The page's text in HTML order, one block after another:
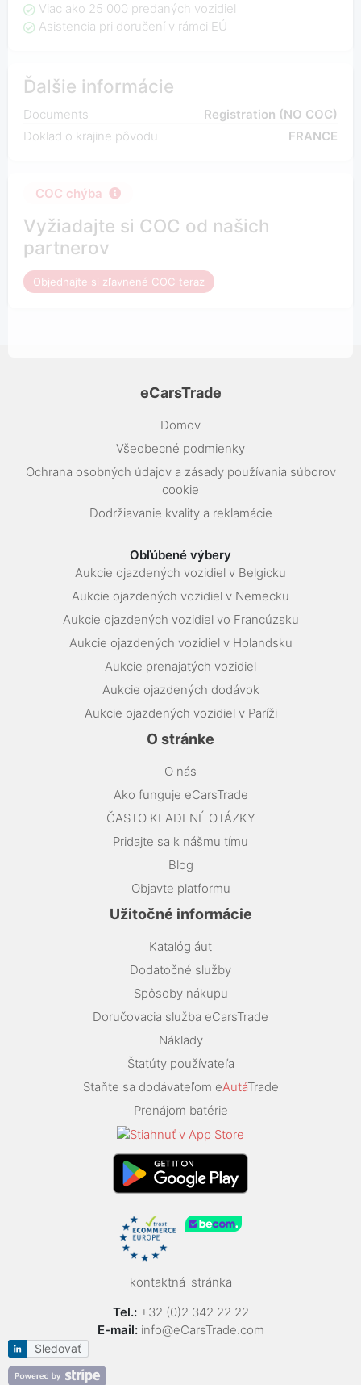
Viac ako 25 000 predaných vozidiel
Asistencia pri doručení v rámci EÚ
Ďalšie informácie
Documents
Registration (NO COC)
Doklad o krajine pôvodu
FRANCE
COC chýba
Vyžiadajte si COC od našich
partnerov
Objednajte si zľavnené COC teraz
eCarsTrade
Domov
Všeobecné podmienky
Ochrana osobných údajov a zásady používania súborov
cookie
Dodržiavanie kvality a reklamácie
Obľúbené výbery
Aukcie ojazdených vozidiel v Belgicku
Aukcie ojazdených vozidiel v Nemecku
Aukcie ojazdených vozidiel vo Francúzsku
Aukcie ojazdených vozidiel v Holandsku
Aukcie prenajatých vozidiel
Aukcie ojazdených dodávok
Aukcie ojazdených vozidiel v Paríži
O stránke
O nás
Ako funguje eCarsTrade
ČASTO KLADENÉ OTÁZKY
Pridajte sa k nášmu tímu
Blog
Objavte platformu
Užitočné informácie
Katalóg áut
Dodatočné služby
Spôsoby nákupu
Doručovacia služba eCarsTrade
Náklady
Štatúty používateľa
Staňte sa dodávateľom eAutáTrade
Prenájom batérie
kontaktná_stránka
Tel.: +32 (0)2 342 22 22
E-mail: info@eCarsTrade.com
Sledovať